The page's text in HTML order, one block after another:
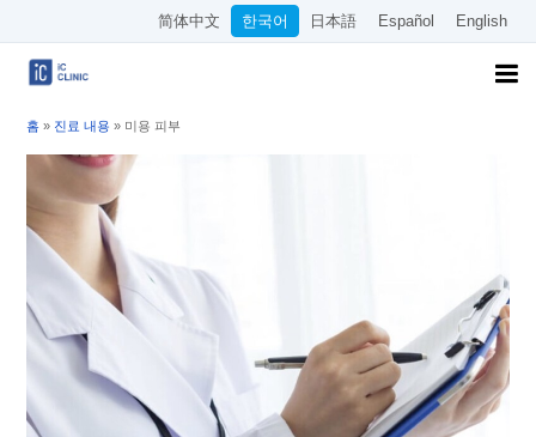
简体中文 한국어 日本語 Español English
홈 » 진료 내용 » 미용 피부